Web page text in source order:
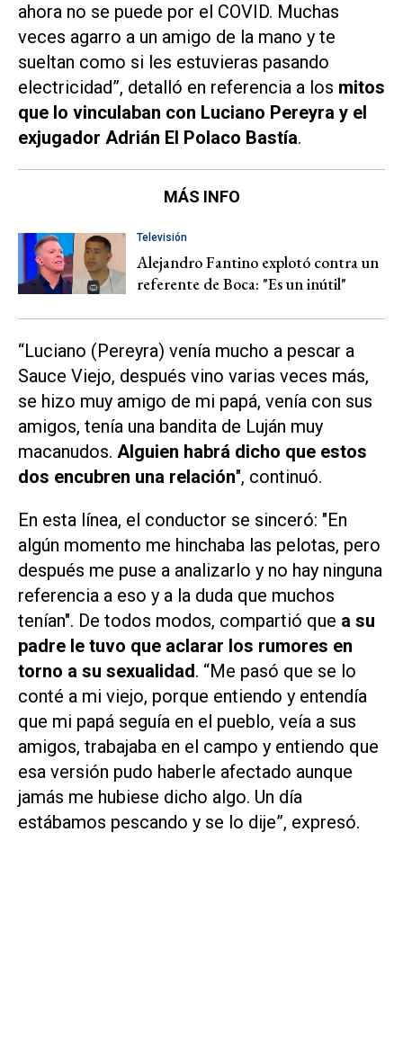
ahora no se puede por el COVID. Muchas
veces agarro a un amigo de la mano y te
sueltan como si les estuvieras pasando
electricidad”, detalló en referencia a los mitos
que lo vinculaban con Luciano Pereyra y el
exjugador Adrián El Polaco Bastía.
MÁS INFO
Televisión
Alejandro Fantino explotó contra un
referente de Boca: "Es un inútil"
“Luciano (Pereyra) venía mucho a pescar a
Sauce Viejo, después vino varias veces más,
se hizo muy amigo de mi papá, venía con sus
amigos, tenía una bandita de Luján muy
macanudos. Alguien habrá dicho que estos
dos encubren una relación", continuó.
En esta línea, el conductor se sinceró: "En
algún momento me hinchaba las pelotas, pero
después me puse a analizarlo y no hay ninguna
referencia a eso y a la duda que muchos
tenían". De todos modos, compartió que a su
padre le tuvo que aclarar los rumores en
torno a su sexualidad. “Me pasó que se lo
conté a mi viejo, porque entiendo y entendía
que mi papá seguía en el pueblo, veía a sus
amigos, trabajaba en el campo y entiendo que
esa versión pudo haberle afectado aunque
jamás me hubiese dicho algo. Un día
estábamos pescando y se lo dije”, expresó.